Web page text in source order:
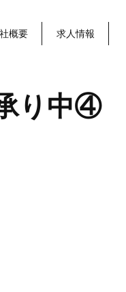
概要 求人情報
り中④